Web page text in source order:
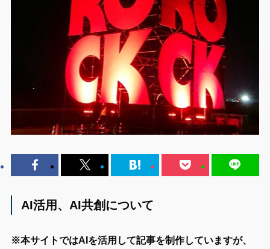
AI活用、AI共創について
※本サイトではAIを活用して記事を制作していますが、